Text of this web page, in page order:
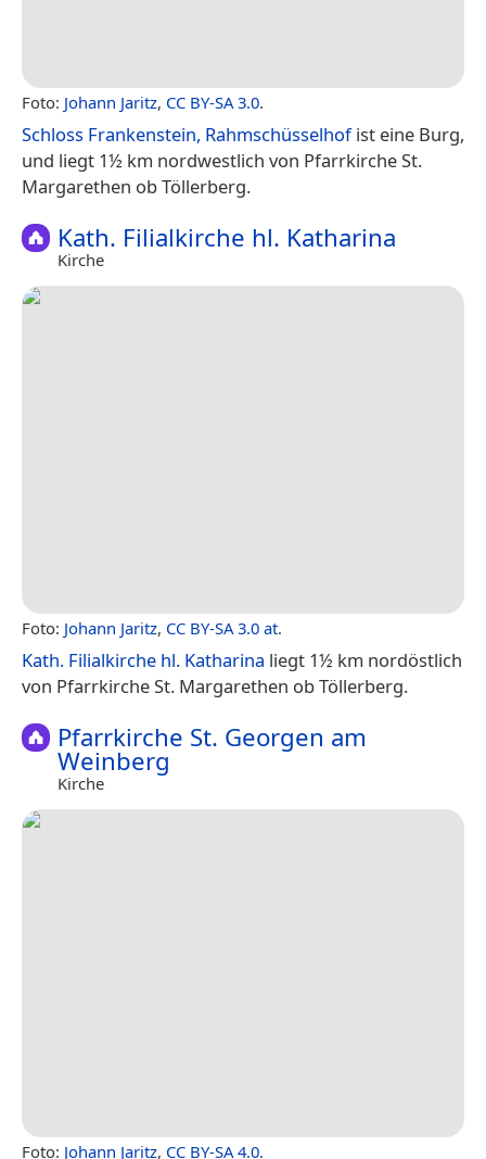
Foto: Johann Jaritz, CC BY-SA 3.0.
Schloss Frankenstein, Rahmschüsselhofist eine Burg,
und liegt 1½ km nordwestlich von Pfarrkirche St.
Margarethen ob Töllerberg.
Kath. Filialkirche hl. Katharina
Kirche
Foto: Johann Jaritz, CC BY-SA 3.0 at.
Kath. Filialkirche hl. Katharina liegt 1½ km nordöstlich
von Pfarrkirche St. Margarethen ob Töllerberg.
Pfarrkirche St. Georgen am
Weinberg
Kirche
Foto: Johann Jaritz, CC BY-SA 4.0.